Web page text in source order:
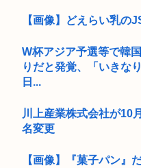
【画像】どえらい乳の
W杯アジア予選等で韓
りだと発覚、「いきな
日...
川上産業株式会社が10
名変更
【画像】『菓子パン』